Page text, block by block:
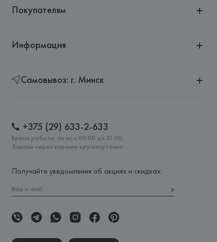
Покупателям
Информация
Самовывоз: г. Минск
+375 (29) 633-2-633
Время работы: пн-вс с 09:00 до 21:00,
Заказы через корзину круглосуточно
Получайте уведомления об акциях и скидках: